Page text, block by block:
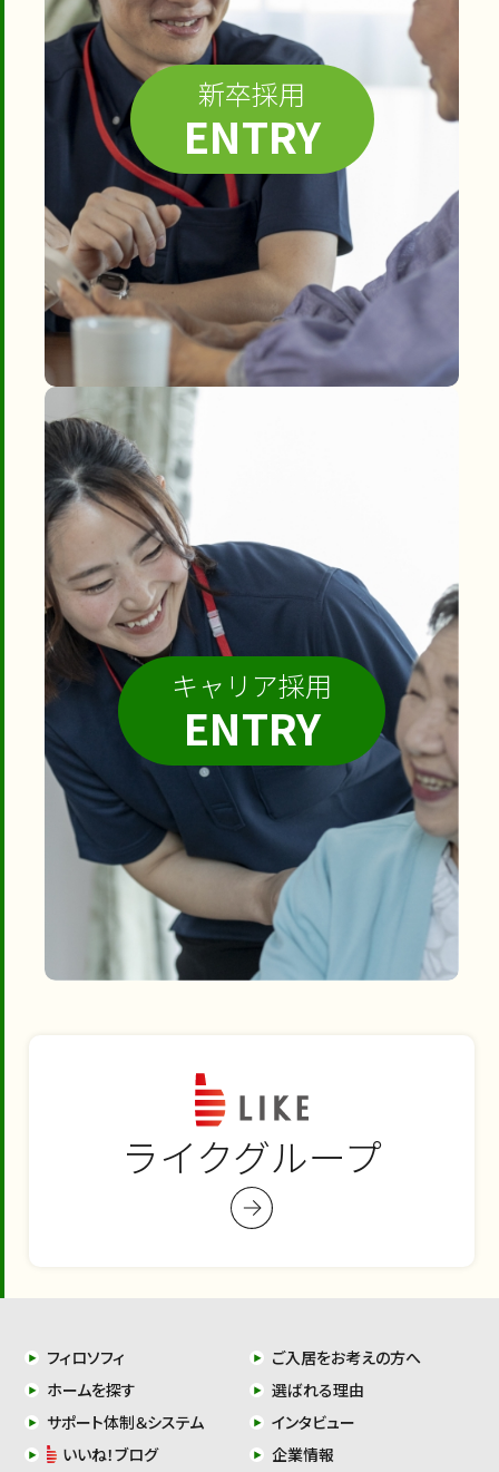
新卒採用
ENTRY
キャリア採用
ENTRY
ライクグループ
フィロソフィ
ご入居をお考えの方へ
ホームを探す
選ばれる理由
サポート体制＆システム
インタビュー
いいね！ブログ
企業情報